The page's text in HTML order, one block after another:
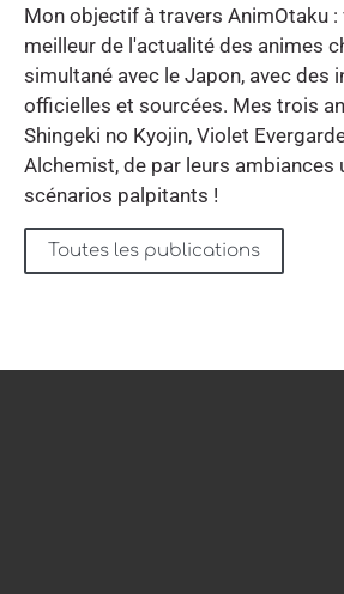
Mon objectif à travers AnimOtaku
meilleur de l'actualité des animes
simultané avec le Japon, avec des
officielles et sourcées. Mes trois
Shingeki no Kyojin, Violet
Alchemist, de par leurs ambiances
scénarios palpitants !
Toutes les publications